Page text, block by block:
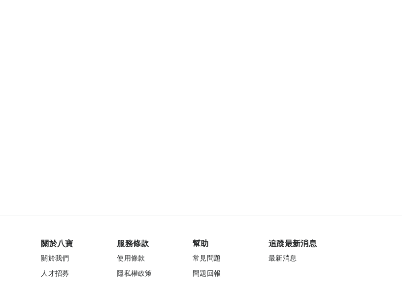
關於八寶
關於我們
人才招募
服務條款
使用條款
隱私權政策
幫助
常見問題
問題回報
追蹤最新消息
最新消息